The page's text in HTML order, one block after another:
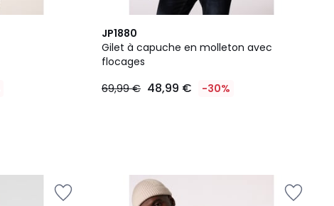
JP1880
Gilet à capuche en molleton avec
flocages
69,99 € 48,99 € -30%